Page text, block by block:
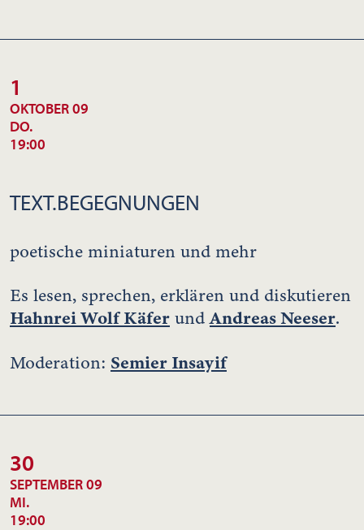
1
OKTOBER 09
DO.
19:00
TEXT.BEGEGNUNGEN
poetische miniaturen und mehr
Es lesen, sprechen, erklären und diskutieren
Hahnrei Wolf Käfer undAndreas Neeser.
Moderation: Semier Insayif
30
SEPTEMBER 09
MI.
19:00